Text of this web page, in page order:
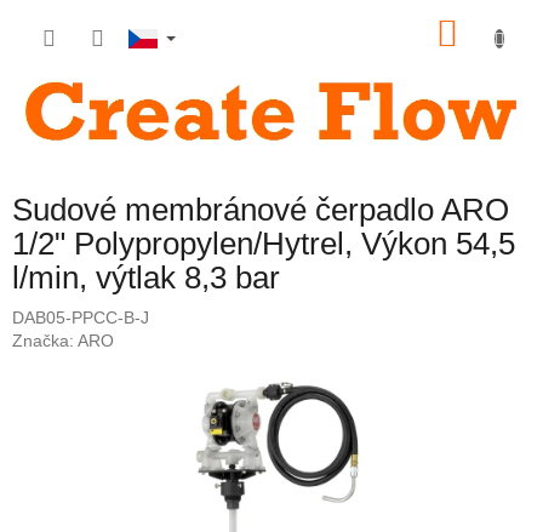
Sudové membránové čerpadlo ARO
1/2" Polypropylen/Hytrel, Výkon 54,5
l/min, výtlak 8,3 bar
DAB05-PPCC-B-J
Značka: ARO